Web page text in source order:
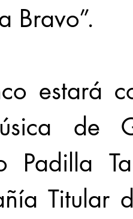
Bravo”.
estará
de
Padilla
Titular